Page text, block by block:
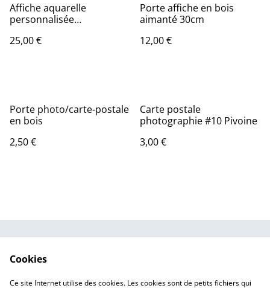
Affiche aquarelle
personnalisée
25,00 €
Porte affiche en bois
aimanté 30cm
12,00 €
Porte photo/carte-postale
en bois
2,50 €
Carte postale
photographie #10 Pivoine
3,00 €
Politique de cookies
Mentions légales
Cookies
Ce site Internet utilise des cookies. Les cookies sont de petits fichiers qui